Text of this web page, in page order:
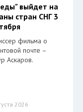
выйдет на
стран СНГ 3
фильма о
почте –
Аскаров.
2026